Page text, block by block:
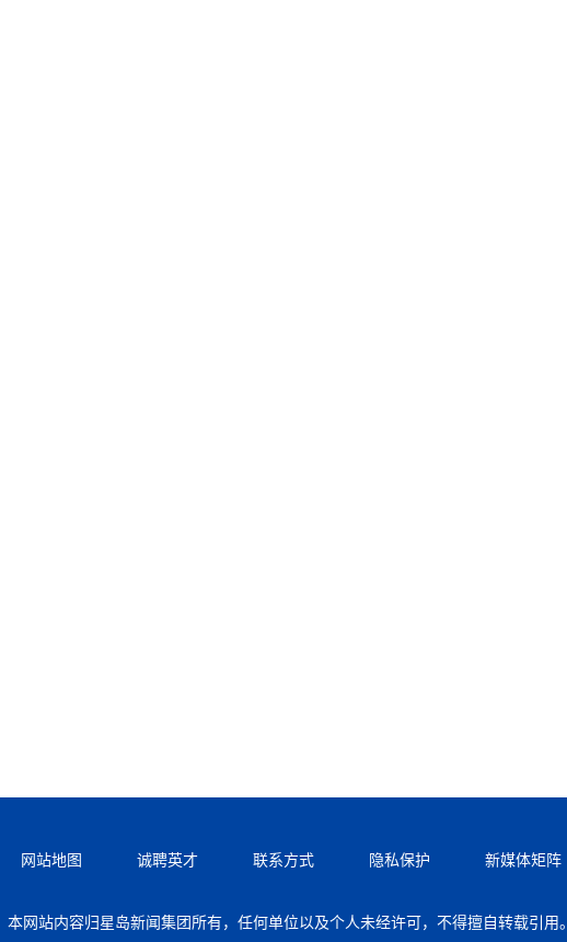
网站地图 诚聘英才 联系方式 隐私保护 新媒体矩阵
本网站内容归星岛新闻集团所有，任何单位以及个人未经许可，不得擅自转载引用。